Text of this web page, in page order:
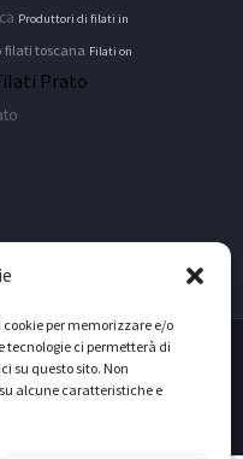
per memorizzare e/o
tecnologie ci permetterà di
su questo sito. Non
alcune caratteristiche e
Produttori di filati in
filati toscana Filati on
Prato